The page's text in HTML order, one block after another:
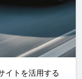
イトを活用する